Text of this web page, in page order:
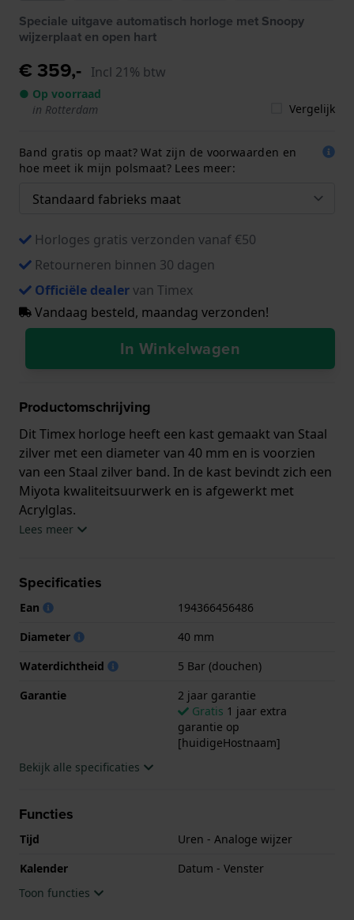
Speciale uitgave automatisch horloge met Snoopy
wijzerplaat en open hart
€ 359,- Incl 21% btw
● Op voorraad
in Rotterdam
Vergelijk
Band gratis op maat? Wat zijn de voorwaarden en
hoe meet ik mijn polsmaat? Lees meer:
Horloges gratis verzonden vanaf €50
Retourneren binnen 30 dagen
Officiële dealervan Timex
Vandaag besteld, maandag verzonden!
In Winkelwagen
Productomschrijving
Dit Timex horloge heeft een kast gemaakt van Staal
zilver met een diameter van 40 mm en is voorzien
van een Staal zilver band. In de kast bevindt zich een
Miyota kwaliteitsuurwerk en is afgewerkt met
Acrylglas.
horloge geleverd met 2 jaar garantie.
Lees meer
Specificaties
Ean
194366456486
Diameter
40 mm
Waterdichtheid
5 Bar (douchen)
Garantie
2 jaar garantie
Gratis 1 jaar extra
garantie op
[huidigeHostnaam]
Bekijk alle specificaties
Functies
Tijd
Uren - Analoge wijzer
Kalender
Datum - Venster
Toon functies